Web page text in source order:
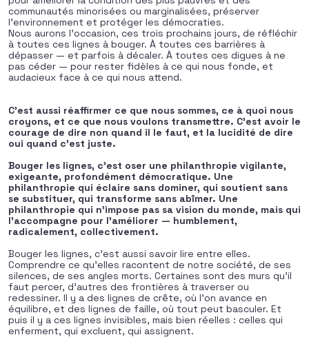
communautés minorisées ou marginalisées, préserver
l’environnement et protéger les démocraties.
Nous aurons l’occasion, ces trois prochains jours, de réfléchir
à toutes ces lignes à bouger. À toutes ces barrières à
dépasser — et parfois à décaler. À toutes ces digues à ne
pas céder — pour rester fidèles à ce qui nous fonde, et
audacieux face à ce qui nous attend.
C’est aussi réaffirmer ce que nous sommes, ce à quoi nous
croyons, et ce que nous voulons transmettre. C’est avoir le
courage de dire non quand il le faut, et la lucidité de dire
oui quand c’est juste.
Bouger les lignes, c’est oser une philanthropie vigilante,
exigeante, profondément démocratique. Une
philanthropie qui éclaire sans dominer, qui soutient sans
se substituer, qui transforme sans abîmer. Une
philanthropie qui n’impose pas sa vision du monde, mais qui
l’accompagne pour l’améliorer — humblement,
radicalement, collectivement.
Bouger les lignes, c’est aussi savoir lire entre elles.
Comprendre ce qu’elles racontent de notre société, de ses
silences, de ses angles morts. Certaines sont des murs qu’il
faut percer, d’autres des frontières à traverser ou
redessiner. Il y a des lignes de crête, où l’on avance en
équilibre, et des lignes de faille, où tout peut basculer. Et
puis il y a ces lignes invisibles, mais bien réelles : celles qui
enferment, qui excluent, qui assignent.